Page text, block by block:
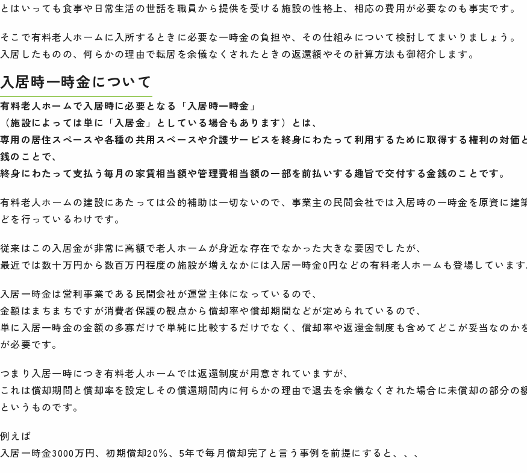
とはいっても食事や日常生活の世話を職員から提供を受ける施設の性格上、相応の費用が必要なのも事実です。
そこで有料老人ホームに入所するときに必要な一時金の負担や、その仕組みについて検討してまいりましょう。
入居したものの、何らかの理由で転居を余儀なくされたときの返還額やその計算方法も御紹介します。
入居時一時金について
有料老人ホームで入居時に必要となる「入居時一時金」
（施設によっては単に「入居金」としている場合もあります）とは、
専用の居住スペースや各種の共用スペースや介護サービスを終身にわたって利用するために取得する権利の対価
銭のことで、
終身にわたって支払う毎月の家賃相当額や管理費相当額の一部を前払いする趣旨で交付する金銭のことです。
有料老人ホームの建設にあたっては公的補助は一切ないので、事業主の民間会社では入居時の一時金を原資に建
どを行っているわけです。
従来はこの入居金が非常に高額で老人ホームが身近な存在でなかった大きな要因でしたが、
最近では数十万円から数百万円程度の施設が増えなかには入居一時金0円などの有料老人ホームも登場しています
入居一時金は営利事業である民間会社が運営主体になっているので、
金額はまちまちですが消費者保護の観点から償却率や償却期間などが定められているので、
単に入居一時金の金額の多寡だけで単純に比較するだけでなく、償却率や返還金制度も含めてどこが妥当なのか
が必要です。
つまり入居一時につき有料老人ホームでは返還制度が用意されていますが、
これは償却期間と償却率を設定しその償還期間内に何らかの理由で退去を余儀なくされた場合に未償却の部分の
というものです。
例えば
入居一時金3000万円、初期償却20％、5年で毎月償却完了と言う事例を前提にすると、、、